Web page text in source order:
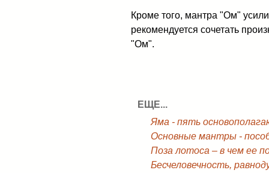
Кроме того, мантра "Ом"
рекомендуется сочетать
"Ом".
ЕЩЕ...
Яма - пять
Основные мантры -
Поза лотоса – в чем ее
Бесчеловечность,